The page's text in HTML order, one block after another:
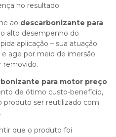
no resultado.
ao descarbonizante para
alto desempenho do
aplicação – sua atuação
age por meio de imersão
removido.
para motor preço
de ótimo custo-benefício,
produto ser reutilizado com
que o produto foi